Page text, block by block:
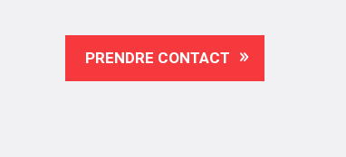
PRENDRE CONTACT